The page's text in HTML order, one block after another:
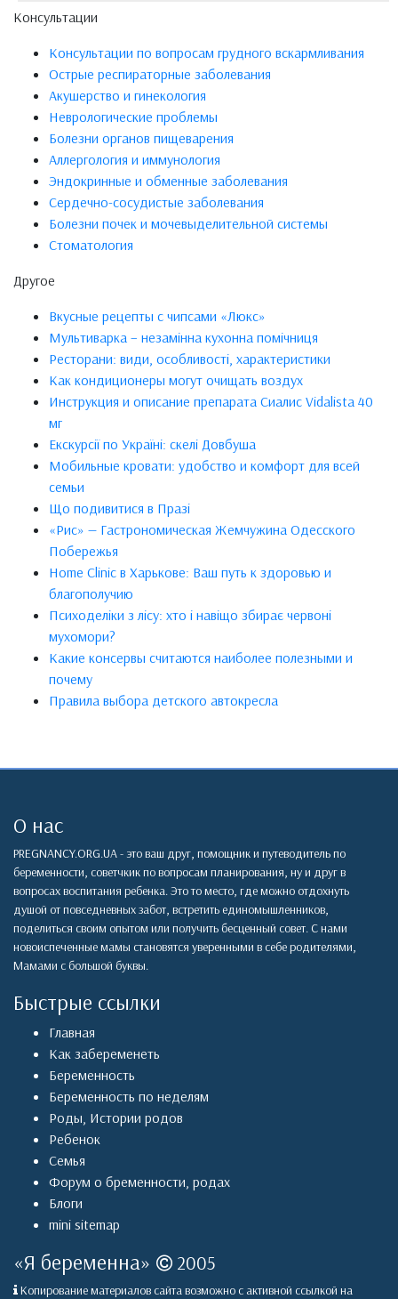
Консультации
Консультации по вопросам грудного вскармливания
Острые респираторные заболевания
Акушерство и гинекология
Неврологические проблемы
Болезни органов пищеварения
Аллергология и иммунология
Эндокринные и обменные заболевания
Сердечно-сосудистые заболевания
Болезни почек и мочевыделительной системы
Стоматология
Другое
Вкусные рецепты с чипсами «Люкс»
Мультиварка – незамінна кухонна помічниця
Ресторани: види, особливості, характеристики
Как кондиционеры могут очищать воздух
Инструкция и описание препарата Сиалис Vidalista 40
мг
Екскурсії по Україні: скелі Довбуша
Мобильные кровати: удобство и комфорт для всей
семьи
Що подивитися в Празі
«Рис» — Гастрономическая Жемчужина Одесского
Побережья
Home Clinic в Харькове: Ваш путь к здоровью и
благополучию
Психоделіки з лісу: хто і навіщо збирає червоні
мухомори?
Какие консервы считаются наиболее полезными и
почему
Правила выбора детского автокресла
О нас
PREGNANCY.ORG.UA - это ваш друг, помощник и путеводитель по
беременности, советчкик по вопросам планирования, ну и друг в
вопросах воспитания ребенка. Это то место, где можно отдохнуть
душой от повседневных забот, встретить единомышленников,
поделиться своим опытом или получить бесценный совет. С нами
новоиспеченные мамы становятся уверенными в себе родителями,
Мамами с большой буквы.
Быстрые ссылки
Главная
Как забеременеть
Беременность
Беременность по неделям
Роды, Истории родов
Ребенок
Семья
Форум о бременности, родах
Блоги
mini sitemap
«Я беременна» 2005
Копирование материалов сайта возможно с активной ссылкой на